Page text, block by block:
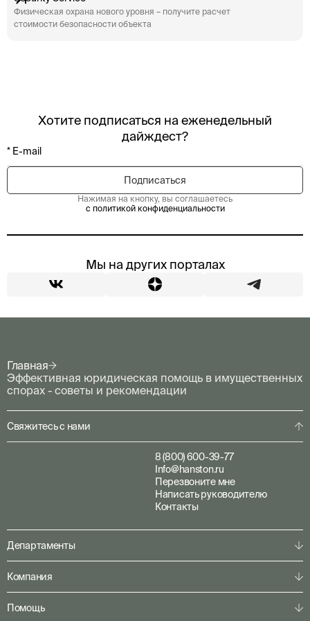
Физическая охрана нового уровня – получите расчет
стоимости безопасности объекта
Хотите подписаться на еженедельный
дайждест?
Нажимая на кнопку, вы соглашаетесь
с политикой конфиденциальности
Мы на других порталах
Главная
Эффективная юридическая помощь в имущественных
спорах - советы и рекомендации
Департаменты
Компания
Помощь
Свяжитесь с нами
8 (800) 600-39-77
Info@hanston.ru
Перезвоните мне
Написать руководителю
Контакты